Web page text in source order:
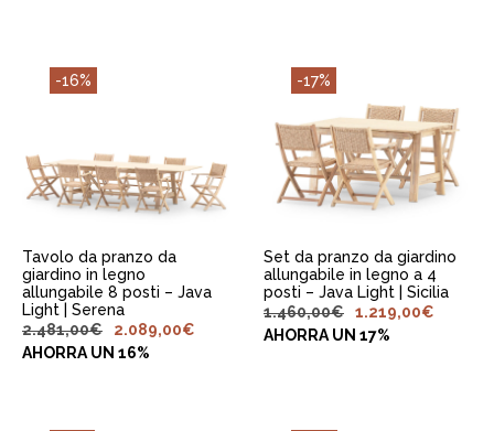
-16%
CARRELLO
Tavolo da pranzo da
giardino in legno
allungabile 8 posti – Java
Light | Serena
2.481,00€ 2.089,00€
AHORRA UN 16%
-17%
AGGIUNGI AL
CARRELLO
Set da pranzo da giardino
allungabile in legno a 4
posti – Java Light | Sicilia
1.460,00€ 1.219,00€
AHORRA UN 17%